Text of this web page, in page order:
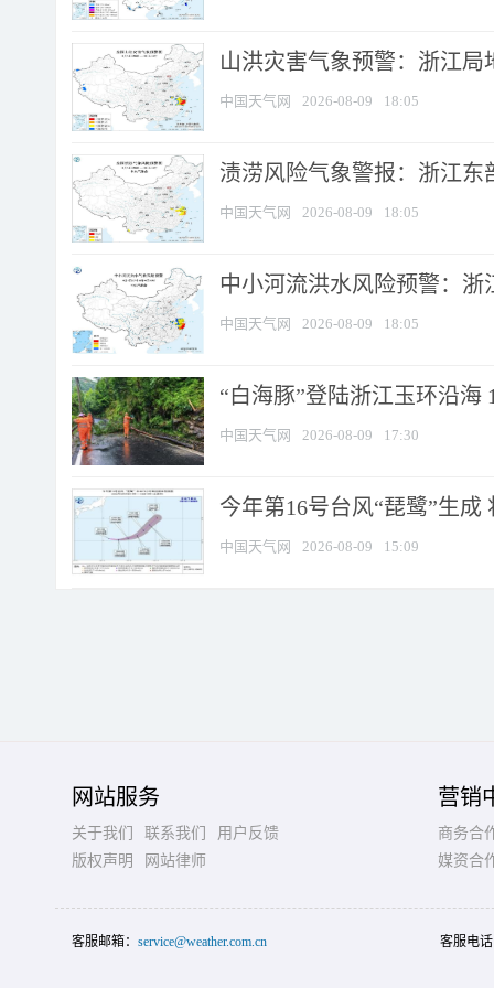
山洪灾害气象预警：浙江
中国天气网 2026-08-09 18:05
渍涝风险气象警报：浙江
中国天气网 2026-08-09 18:05
中小河流洪水风险预警：
中国天气网 2026-08-09 18:05
“白海豚”登陆浙江玉环沿海
中国天气网 2026-08-09 17:30
今年第16号台风“琵鹭”生
中国天气网 2026-08-09 15:09
网站服务
关于我们 联系我们
用户反馈
版权声明
网站律师
营销
商务合
媒资合
客服邮箱： service@weather.com.cn 客服电